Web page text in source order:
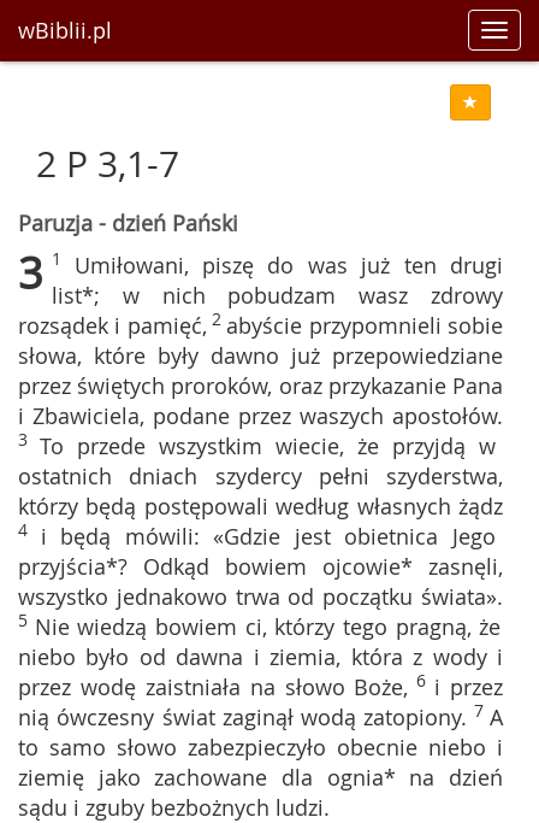
wBiblii.pl
2 P 3,1-7
Paruzja - dzień Pański
3 1 Umiłowani, piszę do was już ten drugi
list*; w nich pobudzam wasz zdrowy
rozsądek i pamięć, 2 abyście przypomnieli sobie
słowa, które były dawno już przepowiedziane
przez świętych proroków, oraz przykazanie Pana
i Zbawiciela, podane przez waszych apostołów.
3 To przede wszystkim wiecie, że przyjdą w
ostatnich dniach szydercy pełni szyderstwa,
którzy będą postępowali według własnych żądz
4 i będą mówili: «Gdzie jest obietnica Jego
przyjścia*? Odkąd bowiem ojcowie* zasnęli,
wszystko jednakowo trwa od początku świata».
5 Nie wiedzą bowiem ci, którzy tego pragną, że
niebo było od dawna i ziemia, która z wody i
przez wodę zaistniała na słowo Boże, 6 i przez
nią ówczesny świat zaginął wodą zatopiony. 7 A
to samo słowo zabezpieczyło obecnie niebo i
ziemię jako zachowane dla ognia* na dzień
sądu i zguby bezbożnych ludzi.